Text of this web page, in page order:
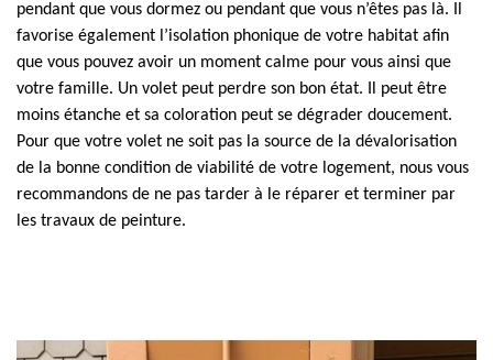
pendant que vous dormez ou pendant que vous n’êtes pas là. Il
favorise également l’isolation phonique de votre habitat afin
que vous pouvez avoir un moment calme pour vous ainsi que
votre famille. Un volet peut perdre son bon état. Il peut être
moins étanche et sa coloration peut se dégrader doucement.
Pour que votre volet ne soit pas la source de la dévalorisation
de la bonne condition de viabilité de votre logement, nous vous
recommandons de ne pas tarder à le réparer et terminer par
les travaux de peinture.